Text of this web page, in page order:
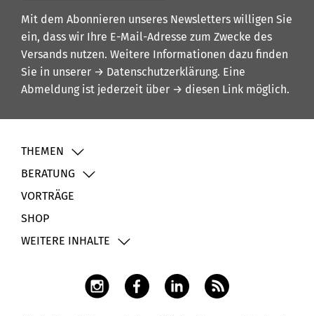
Mit dem Abonnieren unseres Newsletters willigen Sie
ein, dass wir Ihre E-Mail-Adresse zum Zwecke des
Versands nutzen. Weitere Informationen dazu finden
Sie in unserer → Datenschutzerklärung. Eine
Abmeldung ist jederzeit über → diesen Link möglich.
THEMEN
BERATUNG
VORTRÄGE
SHOP
WEITERE INHALTE